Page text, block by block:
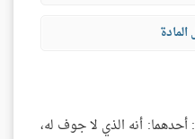
أحدهما: أنه الذي لا جوف له،